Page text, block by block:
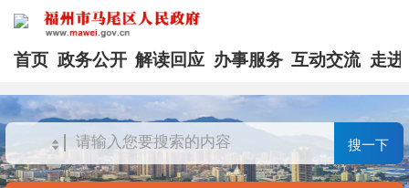
首页 政务公开 解读回应 办事服务 互动交流 走进
搜一下